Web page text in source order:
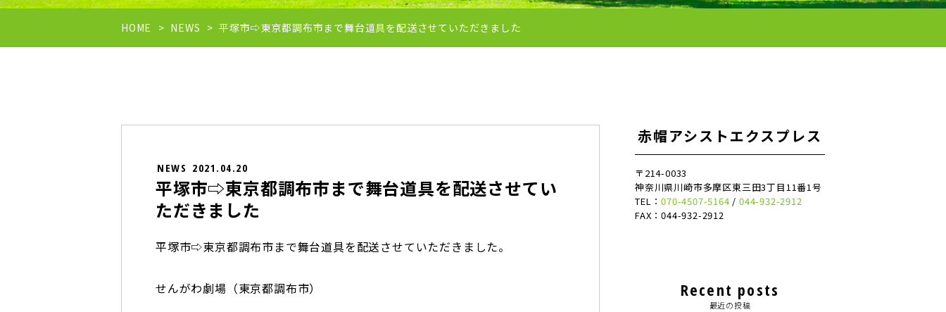
HOME NEWS 平塚市⇨東京都調布市まで舞台道具を配送させていただきました
NEWS 2021.04.20
平塚市⇨東京都調布市まで舞台道具を配送させてい
ただきました
平塚市⇨東京都調布市まで舞台道具を配送させていただきました。
せんがわ劇場（東京都調布市）
赤帽アシストエクスプレス
〒214-0033
神奈川県川崎市多摩区東三田3丁目11番1号
TEL：070-4507-5164 /044-932-2912
FAX：044-932-2912
Recent posts
最近の投稿